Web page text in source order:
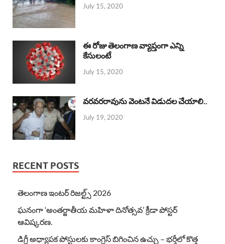
July 15, 2020
ఈ రోజు తెలంగాణ వ్యాప్తంగా ఎన్ని
కేసులంటే
July 15, 2020
వరవరరావును వెంటనే విడుదల చేయాలి..
July 19, 2020
RECENT POSTS
తెలంగాణ ఇంటర్ రిజల్ట్స్ 2026
ఘనంగా ‘అంతర్జాతీయ మహిళా దినోత్సవ’ క్రీడా పోస్టర్
ఆవిష్కరణ.
డిగ్రీ అధ్యాపక పోస్టులకు కాంగ్రెస్ బిగించిన ఉచ్చు – భర్తీలో కొత్త